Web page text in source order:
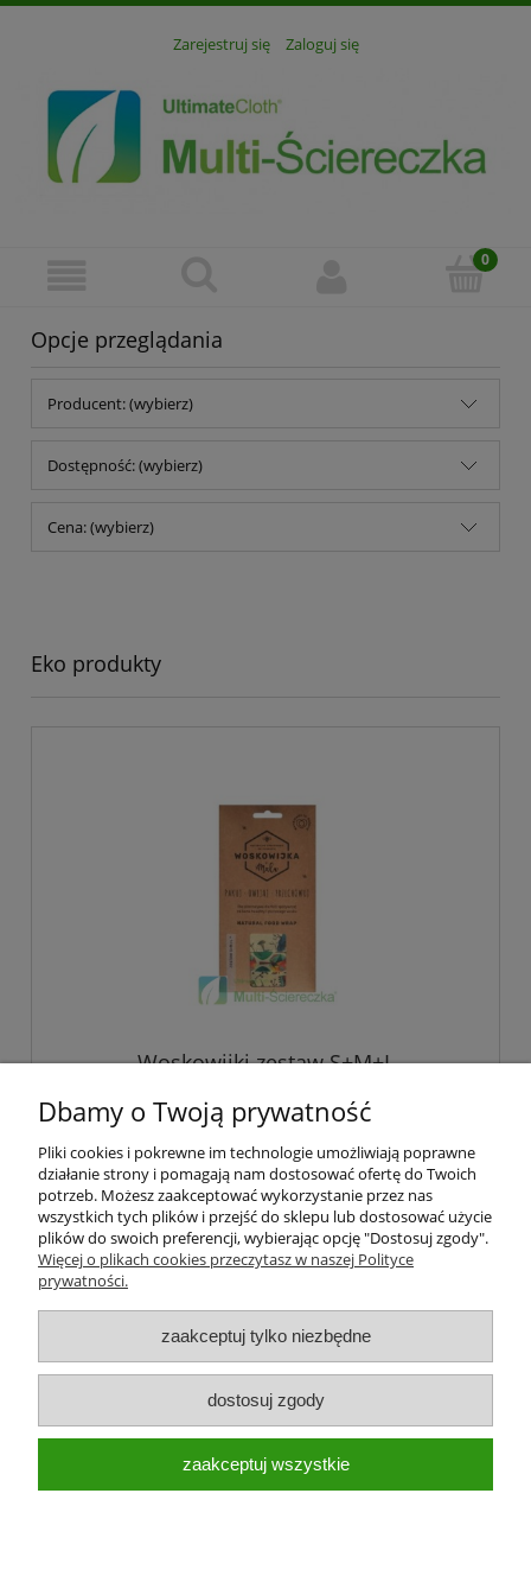
Zarejestruj się Zaloguj się
Opcje przeglądania
Producent: (wybierz)
Dostępność: (wybierz)
Cena: (wybierz)
Eko produkty
Woskowijki zestaw S+M+L
48,00 zł
do koszyka
Moje konto
Płatności i dostawa
Informacje
Dbamy o Twoją prywatność
Pliki cookies i pokrewne im technologie umożliwiają poprawne
działanie strony i pomagają nam dostosować ofertę do Twoich
potrzeb. Możesz zaakceptować wykorzystanie przez nas
wszystkich tych plików i przejść do sklepu lub dostosować użycie
plików do swoich preferencji, wybierając opcję "Dostosuj zgody".
Więcej o plikach cookies przeczytasz w naszej Polityce
prywatności.
zaakceptuj tylko niezbędne
dostosuj zgody
zaakceptuj wszystkie